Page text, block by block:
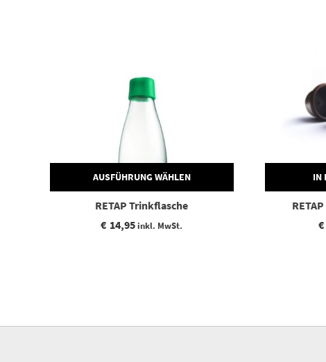
AUSFÜHRUNG WÄHLEN
RETAP Trinkflasche
€ 14,95 inkl. MwSt.
IN
€